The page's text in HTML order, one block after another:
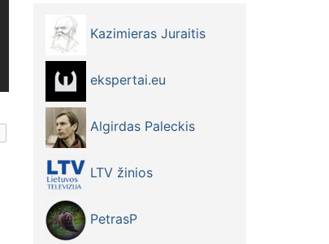
Kazimieras Juraitis
ekspertai.eu
Algirdas Paleckis
LTV žinios
PetrasP